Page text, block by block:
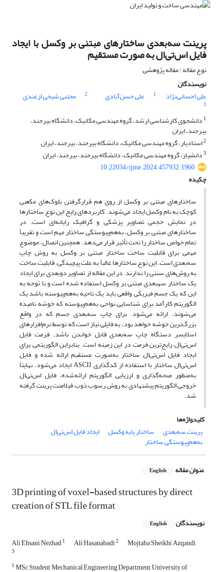
پرینت سه‌بعدی ساختارهای مبتنی بر وکسل با ایجاد
فایل اس‌تی‌ال به ‌صورت مستقیم
نوع مقاله : مقاله پژوهشی
نویسندگان
علی احسانی‌نژاد
1 علی حسن‌آبادی 2 مجتبی شیخی ازغندی
3
1 دانشجوی کارشناسی ارشد، گروه مهندسی مکانیک، دانشگاه بیرجند،
بیرجند، ایران
2استادیار، گروه مهندسی مکانیک، دانشگاه بیرجند، بیرجند، ایران
3دانشیار، گروه مهندسی مکانیک، دانشگاه بیرجند، بیرجند، ایران
10.22034/ijme.2024.457932.1960
چکیده
ساختار‌های مبتنی بر وکسل از روی‌ هم قرارگرفتن بلوک‌های مکعبی
کوچک به نام وکسل ایجاد می‌شوند. کاربرد‌های رایج این نوع ساختارها
در نمایش حجمی تصاویر پزشکی و گرافیک رایانه‌ای است. در
ساختارهای مبتنی بر وکسل، به‌هم‌پیوستگی ساختار مهم است و تقریباً
تمام خواص ساختار را تحت تأثیر قرار می‌دهد. همچنین اتصال، موضوع
مهمی برای قابلیت ساخت ساختار مبتنی بر وکسل به روش چاپ
سه‌بعدی است. این نوع ساختارها غالباً به علت پیچیدگی، قابلیت ساخت
به روش‌های سنتی را ندارند. در این مقاله از تصاویر دوبعدی برای ایجاد
یک ساختار سه‎بعدی مبتنی بر وکسل استفاده شده است و با توجه به
این ‌که یک جسم فیزیکی واقعی باید یک ناحیه به‌هم‌پیوسته باشد یک
الگوریتم کارآمد برای شناسایی نواحی به‌هم‌پیوسته که خوشه نامیده
می‌شوند، ارائه می‌شود. برای چاپ سه‌بعدی جسم که در واقع
بزرگ‌ترین خوشه خواهد بود، به فایلی نیاز است که توسط نرم‌افزارهای
اسلایسر دستگاه چاپ سه‌بعدی قابل خواندن باشد. فرمت فایل
اس‌تی‌ال رایج‌ترین فرمت در این زمینه است. بنابراین الگوریتمی برای
ایجاد فایل اس‌تی‌ال ساختار به‌صورت مستقیم ارائه شده و فایل
اس‌تی‌ال ساختار با استفاده از کدگذاری ASCII ایجاد می‌شود. نهایتاً
به‌منظور صحه‌گذاری و ارزیابی الگوریتم ارائه‌شده، فایل اس‌تی‌ال
خروجی الگوریتم پیشنهادی به روش رسوب ذوب فیلامنت پرینت گرفته
شد.
کلیدواژه‌ها
پرینت سه‌بعدی
ساختار پایه ‌وکسل ایجاد فایل اس‌تی‌ال
به‌هم‌پیوستگی ساختار
عنوان مقاله English
3D printing of voxel-based structures by direct
creation of STL file format
نویسندگان English
Ali Ehsani Nezhad1 Ali Hasanabadi2 Mojtaba Sheikhi Azqandi
3
1MSc Student, Mechanical Engineering Department, University of